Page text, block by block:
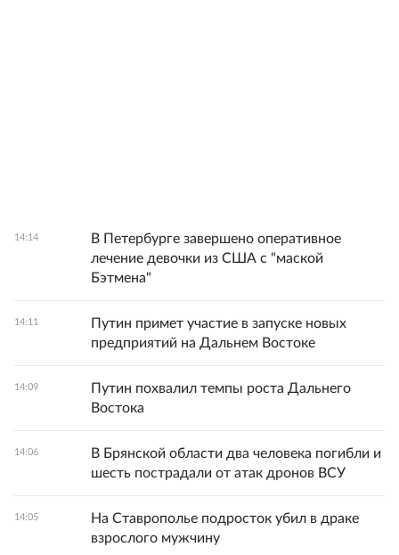
14:14
В Петербурге завершено оперативное
лечение девочки из США с "маской
Бэтмена"
14:11
Путин примет участие в запуске новых
предприятий на Дальнем Востоке
14:09
Путин похвалил темпы роста Дальнего
Востока
14:06
В Брянской области два человека погибли и
шесть пострадали от атак дронов ВСУ
14:05
На Ставрополье подросток убил в драке
взрослого мужчину